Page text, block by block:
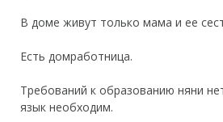
В доме живут только мама и ее
Есть домработница.
Требований к образованию няни
язык необходим.